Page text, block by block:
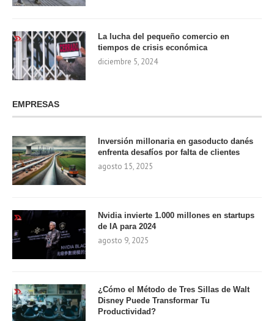
La lucha del pequeño comercio en
tiempos de crisis económica
diciembre 5, 2024
EMPRESAS
Inversión millonaria en gasoducto danés
enfrenta desafíos por falta de clientes
agosto 15, 2025
Nvidia invierte 1.000 millones en startups
de IA para 2024
agosto 9, 2025
¿Cómo el Método de Tres Sillas de Walt
Disney Puede Transformar Tu
Productividad?